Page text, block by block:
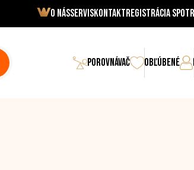
O násServisKontaktRegistrácia
Porovnávač Obľúbené